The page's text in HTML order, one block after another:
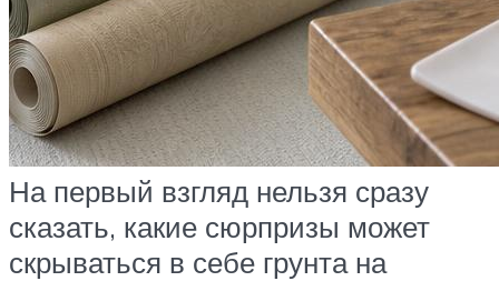
На первый взгляд нельзя сразу
сказать, какие сюрпризы может
скрываться в себе грунта на